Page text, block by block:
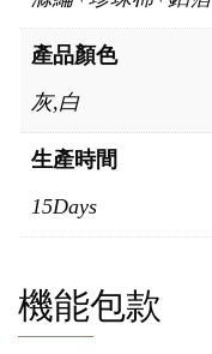
產品顏色
灰,白
生產時間
15Days
機能包款